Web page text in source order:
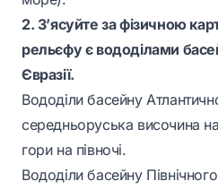
2. З’ясуйте за фізичною
рельєфу є вододілами
Євразії.
Вододіли басейну
середньоруська височина
гори на півночі.
Вододіли басейну